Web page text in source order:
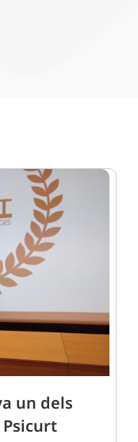
un dels